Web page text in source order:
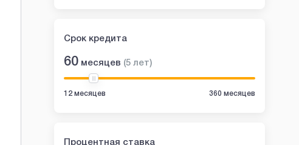
Срок кредита
60 месяцев (5 лет)
12 месяцев 360 месяцев
Процентная ставка